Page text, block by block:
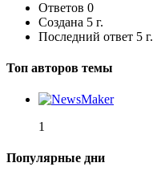
Ответов 0
Создана 5 г.
Последний ответ 5 г.
Топ авторов темы
1
Популярные дни